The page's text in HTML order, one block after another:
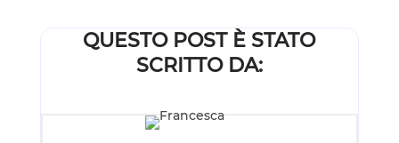
QUESTO POST È STATO
SCRITTO DA: